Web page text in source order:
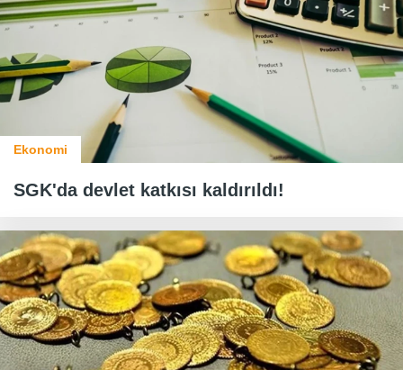
Ekonomi
SGK'da devlet katkısı kaldırıldı!